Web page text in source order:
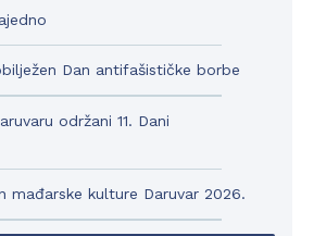
Dan antifašističke borbe
održani 11. Dani
mađarske kulture Daruvar 2026.